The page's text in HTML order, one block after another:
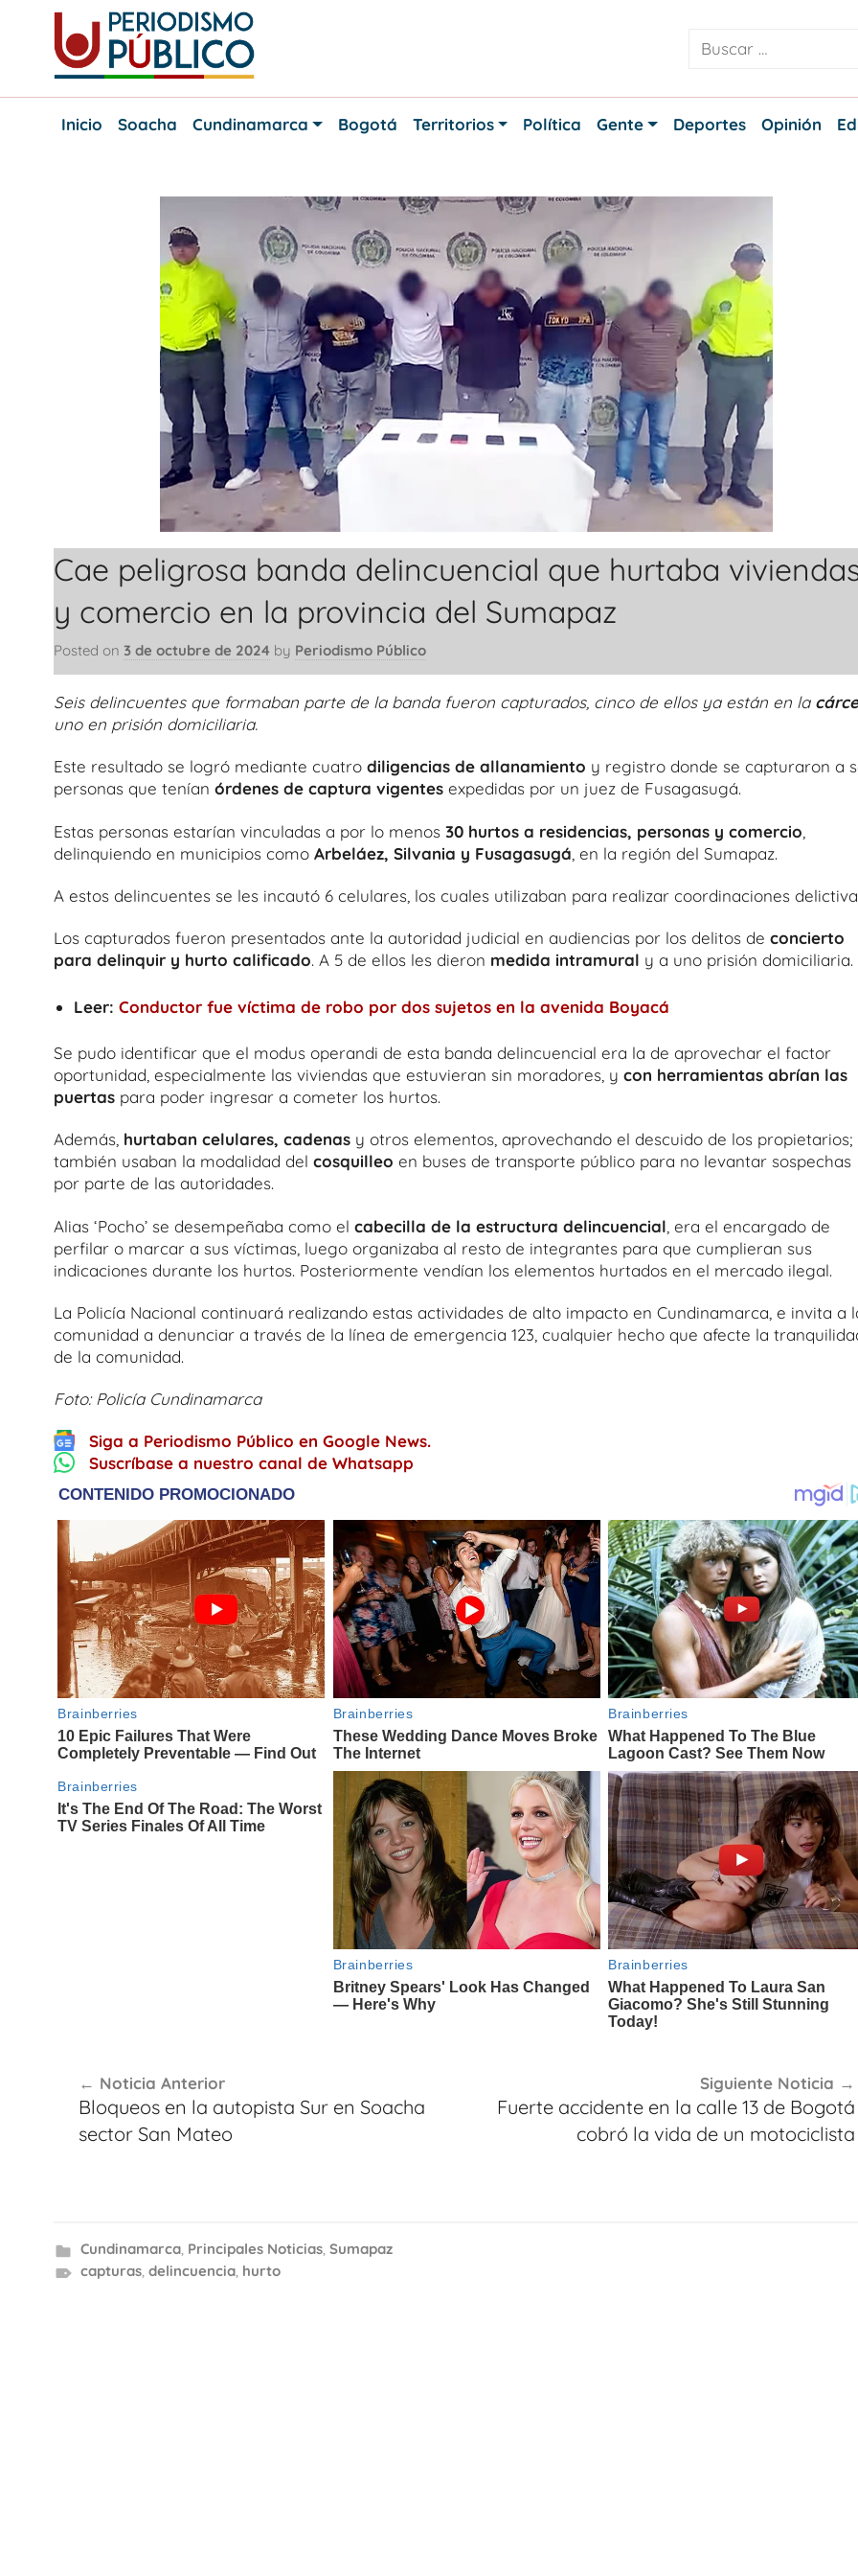
content
Periodismo
Noticias
Inicio Soacha Cundinamarca Bogotá Territorios Política Gente Deportes Opinión
Cae peligrosa banda delincuencial que hurtaba
y comercio en la provincia del Sumapaz
Posted on 3 de octubre de 2024 by Periodismo Público
Seis delincuentes que formaban parte de la banda fueron capturados, cinco de ellos ya están en la
uno en prisión domiciliaria.
Este resultado se logró mediante cuatro diligencias de allanamiento y registro donde se capturaron a
personas que tenían órdenes de captura vigentes expedidas por un juez de Fusagasugá.
Estas personas estarían vinculadas a por lo menos 30 hurtos a residencias, personas y comercio
delinquiendo en municipios como Arbeláez, Silvania y Fusagasugá , en la región del Sumapaz.
A estos delincuentes se les incautó 6 celulares, los cuales utilizaban para realizar coordinaciones
Los capturados fueron presentados ante la autoridad judicial en audiencias por los delitos de concierto
para delinquir y hurto calificado. A 5 de ellos les dieron medida intramural y a uno prisión domiciliaria.
Leer:Conductor fue víctima de robo por dos sujetos en la avenida Boyacá
Se pudo identificar que el modus operandi de esta banda delincuencial era la de aprovechar el factor
oportunidad, especialmente las viviendas que estuvieran sin moradores, y con herramientas abrían las
puertas para poder ingresar a cometer los hurtos.
Además, hurtaban celulares, cadenas y otros elementos, aprovechando el descuido de los propietarios;
también usaban la modalidad del cosquilleo en buses de transporte público para no levantar sospechas
por parte de las autoridades.
Alias ‘Pocho’ se desempeñaba como el cabecilla de la estructura delincuencial , era el encargado de
perfilar o marcar a sus víctimas, luego organizaba al resto de integrantes para que cumplieran sus
indicaciones durante los hurtos. Posteriormente vendían los elementos hurtados en el mercado ilegal.
La Policía Nacional continuará realizando estas actividades de alto impacto en Cundinamarca, e invita a
comunidad a denunciar a través de la línea de emergencia 123, cualquier hecho que afecte la
de la comunidad.
Foto: Policía Cundinamarca
Siga a Periodismo Público en Google News.
Suscríbase a nuestro canal de Whatsapp
de
entradas
Noticia Anterior
Bloqueos en la autopista Sur en Soacha
sector San Mateo
Siguiente Noticia
Fuerte accidente en la calle 13 de Bogotá
cobró la vida de un motociclista
Cundinamarca, Principales Noticias, Sumapaz
capturas, delincuencia, hurto